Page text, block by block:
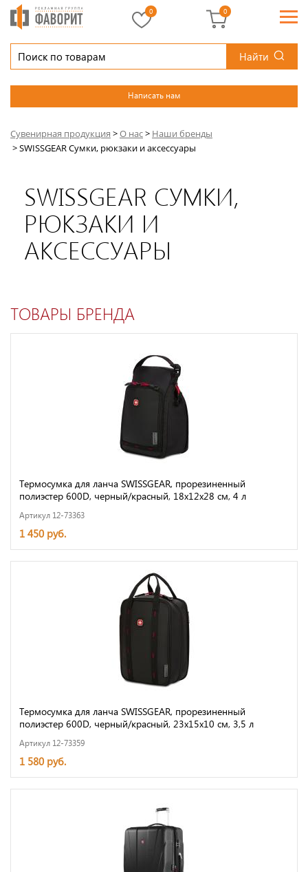
Найти
Написать нам
0 0
Сувенирная продукция >О нас> Наши бренды
>SWISSGEAR Сумки, рюкзаки и аксессуары
SWISSGEAR СУМКИ,
РЮКЗАКИ И
АКСЕССУАРЫ
ТОВАРЫ БРЕНДА
Термосумка для ланча SWISSGEAR, прорезиненный
полиэстер 600D, черный/красный, 18x12x28 см, 4 л
Артикул 12-73363
1 450 руб.
Термосумка для ланча SWISSGEAR, прорезиненный
полиэстер 600D, черный/красный, 23х15х10 см, 3,5 л
Артикул 12-73359
1 580 руб.